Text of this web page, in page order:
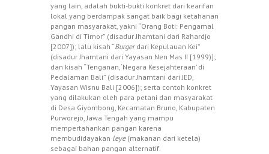
yang lain, adalah bukti-bukti konkret dari kearifan
lokal yang berdampak sangat baik bagi ketahanan
pangan masyarakat, yakni “Orang Boti: Pengamal
Gandhi di Timor” (disadur Jhamtani dari Rahardjo
[2007]); lalu kisah “Burgerdari Kepulauan Kei”
(disadur Jhamtani dari Yayasan Nen Mas II [1999)];
dan kisah “Tenganan, ‘Negara Kesejahteraan’ di
Pedalaman Bali” (disadur Jhamtani dari JED,
Yayasan Wisnu Bali [2006]); serta contoh konkret
yang dilakukan oleh para petani dan masyarakat
di Desa Giyombong, Kecamatan Bruno, Kabupaten
Purworejo, Jawa Tengah yang mampu
mempertahankan pangan karena
membudidayakan leye (makanan dari ketela)
sebagai bahan pangan alternatif.